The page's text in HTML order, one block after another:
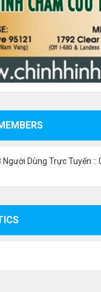
Người Dùng Trực Tuyến ::